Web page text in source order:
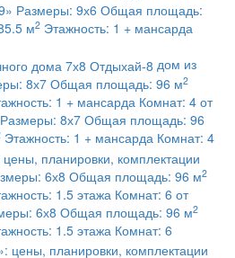
Размеры: 9х6 Общая площадь:
м2 Этажность: 1 + мансарда
дом из
8х7 Общая площадь: 96 м2
1 + мансарда Комнат: 4 от
Размеры: 8х7 Общая площадь: 96
Этажность: 1 + мансарда Комнат: 4
6х8 Общая площадь: 96 м2
1.5 этажа Комнат: 6 от
6х8 Общая площадь: 96 м2
1.5 этажа Комнат: 6